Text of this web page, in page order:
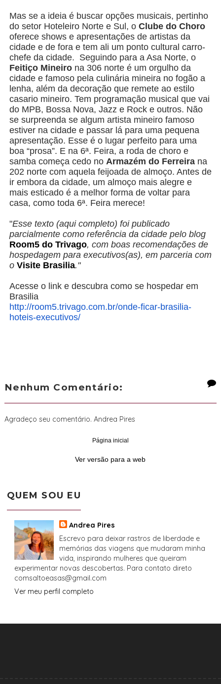
Mas se a ideia é buscar opções musicais, pertinho
do setor Hoteleiro Norte e Sul, o Clube do Choro
oferece shows e apresentações de artistas da
cidade e de fora e tem ali um ponto cultural carro-
chefe da cidade. Seguindo para a Asa Norte, o
Feitiço Mineirona 306 norte é um orgulho da
cidade e famoso pela culinária mineira no fogão a
lenha, além da decoração que remete ao estilo
casario mineiro. Tem programação musical que vai
do MPB, Bossa Nova, Jazz e Rock e outros. Não
se surpreenda se algum artista mineiro famoso
estiver na cidade e passar lá para uma pequena
apresentação. Esse é o lugar perfeito para uma
boa “prosa”. E na 6ª. Feira, a roda de choro e
samba começa cedo no Armazém do Ferreirana
202 norte com aquela feijoada de almoço. Antes de
ir embora da cidade, um almoço mais alegre e
mais esticado é a melhor forma de voltar para
casa, como toda 6ª. Feira merece!
"Esse texto (aqui completo) foi publicado
parcialmente como referência da cidade pelo blog
Room5 do Trivago, com boas recomendações de
hospedagem para executivos(as), em parceria com
o Visite Brasilia."
Acesse o link e descubra como se hospedar em
Brasilia
http://room5.trivago.com.br/onde-ficar-brasilia-
hoteis-executivos/
Nenhum Comentário:
Agradeço seu comentário. Andrea Pires
Página inicial
Ver versão para a web
QUEM SOU EU
Andrea Pires
Escrevo para deixar rastros de liberdade e
memórias das viagens que mudaram minha
vida, inspirando mulheres que queiram
experimentar novas descobertas. Para contato direto
comsaltoeasas@gmail.com
Ver meu perfil completo